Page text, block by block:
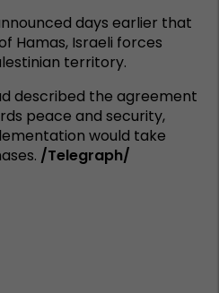
days earlier that
Hamas, Israeli forces
territory.
described the agreement
peace and security,
would take
/Telegraph/